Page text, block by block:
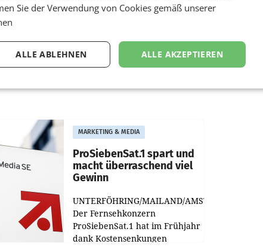
MARKETING & MEDIA
ProSiebenSat.1 spart und
macht überraschend viel
Gewinn
UNTERFÖHRING/MAILAND/AMSTERDAM.
Der Fernsehkonzern
ProSiebenSat.1 hat im Frühjahr
dank Kostensenkungen
Sie der Verwendung von Cookies gemäß unserer
ALLE AKZEPTIEREN
ALLE ABLEHNEN